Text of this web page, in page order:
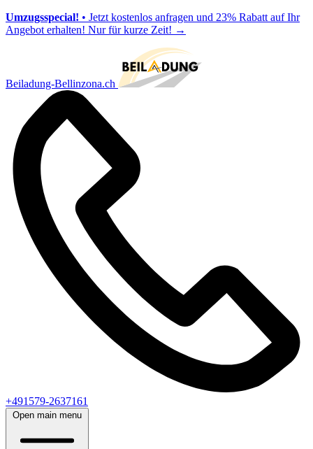
Umzugsspecial! • Jetzt kostenlos anfragen und 23% Rabatt auf Ihr
Angebot erhalten! Nur für kurze Zeit! →
Beiladung-Bellinzona.ch
+491579-2637161
Open main menu